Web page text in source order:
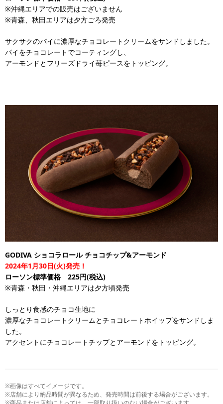
※沖縄エリアでの販売はございません
※青森、秋田エリアは夕方ごろ発売
サクサクのパイに濃厚なチョコレートクリームをサンドしました。
パイをチョコレートでコーティングし、
アーモンドとフリーズドライ苺ピースをトッピング。
GODIVA ショコラロール チョコチップ&アーモンド
2024年1月30日(火)発売！
ローソン標準価格 225円(税込)
※青森・秋田・沖縄エリアは夕方頃発売
しっとり食感のチョコ生地に
濃厚なチョコレートクリームとチョコレートホイップをサンドしま
した。
アクセントにチョコレートチップとアーモンドをトッピング。
※画像はすべてイメージです。
※店舗により納品時間が異なるため、発売時間は前後する場合がございます。